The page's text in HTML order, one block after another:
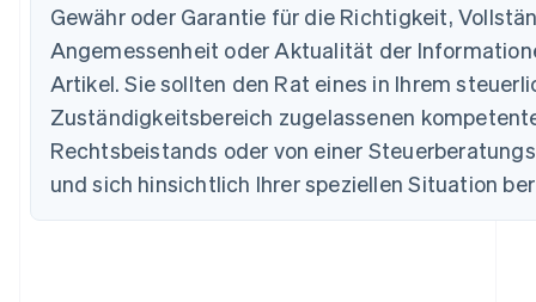
Gewähr oder Garantie für die Richtigkeit,
Angemessenheit oder Aktualität der
Artikel. Sie sollten den Rat eines in Ihrem
Zuständigkeitsbereich zugelassenen
Rechtsbeistands oder von einer
und sich hinsichtlich Ihrer speziellen Situation
Deutschland
DeutschEnglish
Estland
English
Festlandchina
简体中文English
English Svenska
Frankreich